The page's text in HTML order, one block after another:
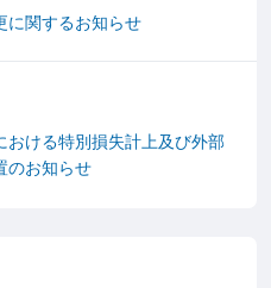
に関するお知らせ
おける特別損失計上及び外部
のお知らせ